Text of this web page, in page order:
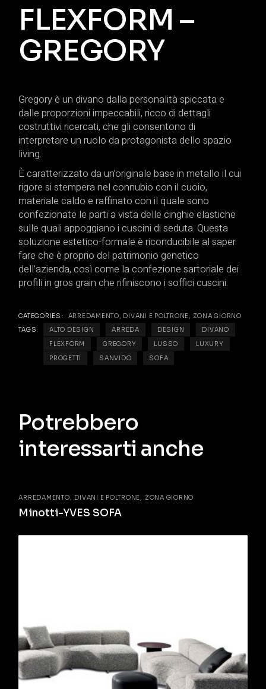
FLEXFORM –
GREGORY
Gregory è un divano dalla personalità spiccata e
dalle proporzioni impeccabili, ricco di dettagli
costruttivi ricercati, che gli consentono di
interpretare un ruolo da protagonista dello spazio
living.
È caratterizzato da un’originale base in metallo il cui
rigore si stempera nel connubio con il cuoio,
materiale caldo e raffinato con il quale sono
confezionate le parti a vista delle cinghie elastiche
sulle quali appoggiano i cuscini di seduta. Questa
soluzione estetico-formale è riconducibile al saper
fare che è proprio del patrimonio genetico
dell’azienda, così come la confezione sartoriale dei
profili in gros grain che rifiniscono i soffici cuscini.
CATEGORIES: ARREDAMENTO, DIVANI E POLTRONE, ZONA GIORNO
TAGS:
ALTO DESIGN ARREDA DESIGN
DIVANO
FLEXFORM
GREGORY LUSSO
LUXURY
PROGETTI
SANVIDO SOFA
Potrebbero
interessarti anche
ARREDAMENTO DIVANI E POLTRONE ZONA GIORNO
Minotti-YVES SOFA